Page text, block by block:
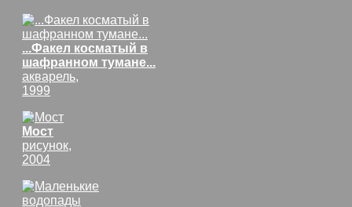
...Факел косматый в
шафранном тумане...
акварель,
1999
Мост
рисунок,
2004